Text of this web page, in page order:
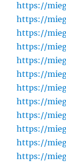
https://
https://
https://
https://
https://
https://
https://
https://
https://
https://
https://
https://